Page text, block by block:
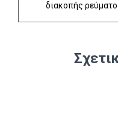
διακοπής